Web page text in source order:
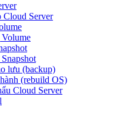
Cloud Server
lưu (backup)
(rebuild OS)
Cloud Server